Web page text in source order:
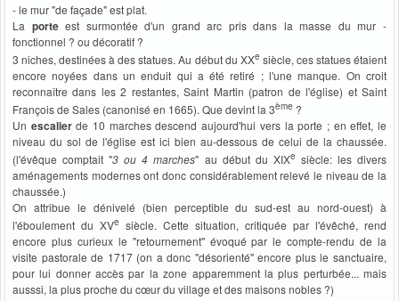
- le mur "de façade" est plat.
La porteest surmontée d'un grand arc pris dans la masse du mur -
fonctionnel ? ou décoratif ?
3 niches, destinées à des statues. Au début du XXe siècle, ces statues étaient
encore noyées dans un enduit qui a été retiré ; l'une manque. On croit
reconnaître dans les 2 restantes, Saint Martin (patron de l'église) et Saint
François de Sales (canonisé en 1665). Que devint la 3ème ?
Un escalierde 10 marches descend aujourd'hui vers la porte ; en effet, le
niveau du sol de l'église est ici bien au-dessous de celui de la chaussée.
(l'évêque comptait "3 ou 4 marches" au début du XIXe siècle: les divers
aménagements modernes ont donc considérablement relevé le niveau de la
chaussée.)
On attribue le dénivelé (bien perceptible du sud-est au nord-ouest) à
l'éboulement du XVe siècle. Cette situation, critiquée par l'évêché, rend
encore plus curieux le "retournement" évoqué par le compte-rendu de la
visite pastorale de 1717 (on a donc "désorienté" encore plus le sanctuaire,
pour lui donner accès par la zone apparemment la plus perturbée... mais
ausssi, la plus proche du cœur du village et des maisons nobles ?)